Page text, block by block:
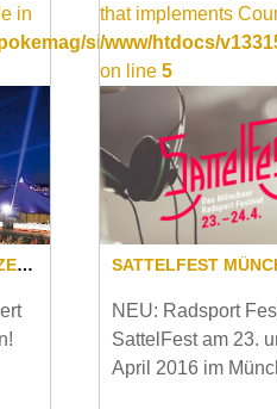
in
site/templates/
FAHRRADKLINGEL-KONZERT AUF MÜNCHNER TOLLWOOD FESTIVAL
that implements
/www/htdocs/
on line5
SATTELFEST
NEU: Radsport
SattelFest am 23.
April 2016 im